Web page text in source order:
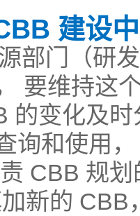
建设
部门（研
要维持这
的变化及
询和使用
CBB 规
新的